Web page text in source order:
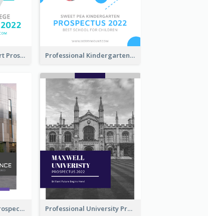
Modern School Of Art Prospectus Professional Kindergarten Prospectus
School Of Science Prospectus Professional University Prospectus